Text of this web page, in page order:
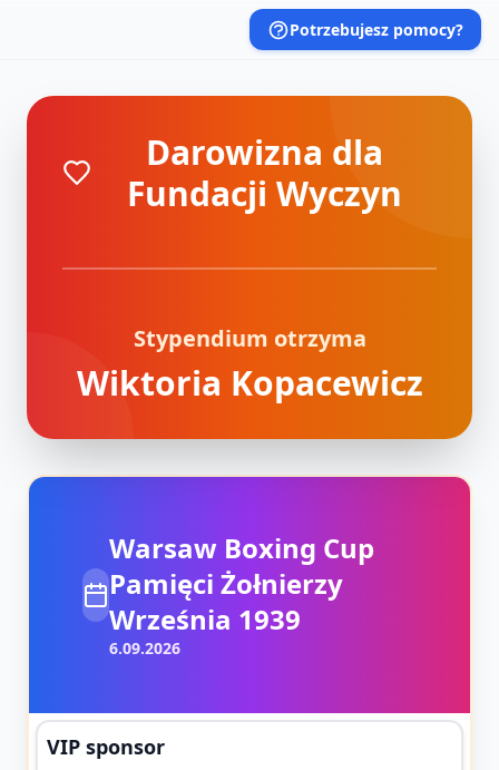
Potrzebujesz pomocy?
Darowizna dla
Fundacji Wyczyn
Stypendium otrzyma
Wiktoria Kopacewicz
Warsaw Boxing Cup
Pamięci Żołnierzy
Września 1939
6.09.2026
VIP sponsor